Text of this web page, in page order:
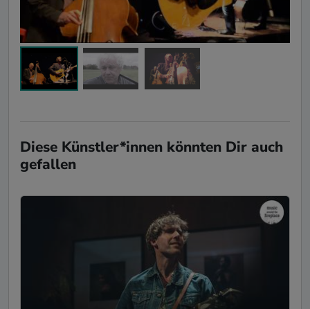
Diese Künstler*innen könnten Dir auch
gefallen